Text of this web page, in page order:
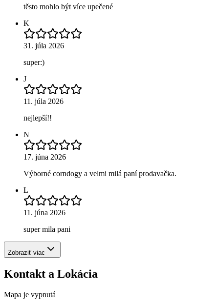
těsto mohlo být více upečené
K
31. júla 2026
super:)
J
11. júla 2026
nejlepší!!
N
17. júna 2026
Výborné corndogy a velmi milá paní prodavačka.
L
11. júna 2026
super mila pani
Zobraziť viac
Kontakt a Lokácia
Mapa je vypnutá